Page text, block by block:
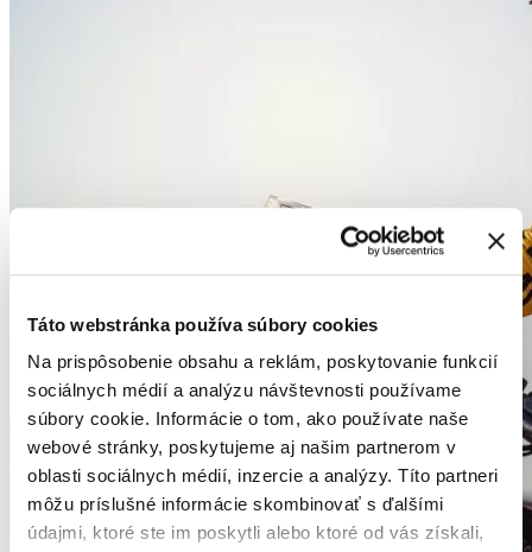
Táto webstránka používa súbory cookies
Na prispôsobenie obsahu a reklám, poskytovanie funkcií
sociálnych médií a analýzu návštevnosti používame
súbory cookie. Informácie o tom, ako používate naše
webové stránky, poskytujeme aj našim partnerom v
oblasti sociálnych médií, inzercie a analýzy. Títo partneri
môžu príslušné informácie skombinovať s ďalšími
údajmi, ktoré ste im poskytli alebo ktoré od vás získali,